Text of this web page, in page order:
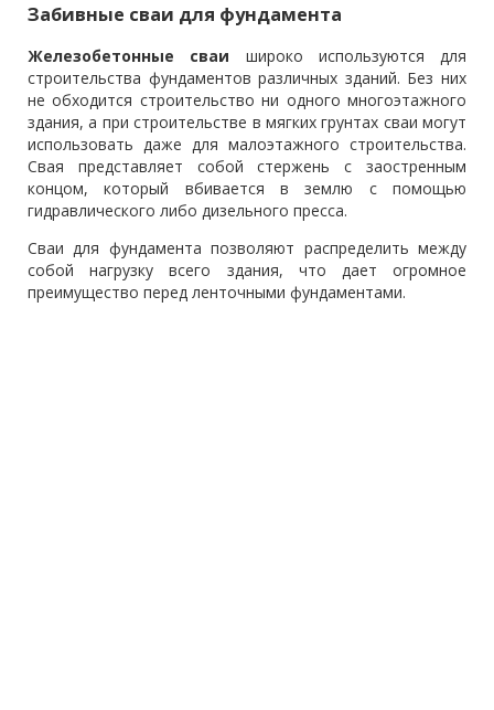
Забивные сваи для фундамента
Железобетонные сваи широко используются для
строительства фундаментов различных зданий. Без них
не обходится строительство ни одного многоэтажного
здания, а при строительстве в мягких грунтах сваи могут
использовать даже для малоэтажного строительства.
Свая представляет собой стержень с заостренным
концом, который вбивается в землю с помощью
гидравлического либо дизельного пресса.
Сваи для фундамента позволяют распределить между
собой нагрузку всего здания, что дает огромное
преимущество перед ленточными фундаментами.